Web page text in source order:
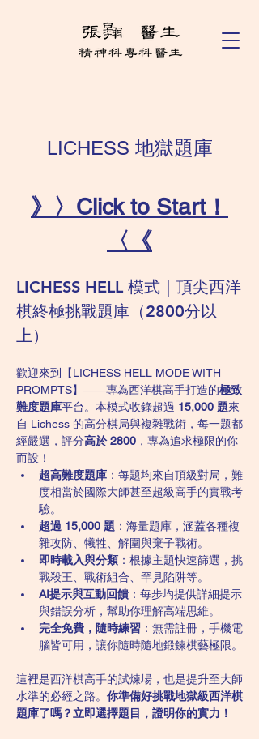
LICHESS 地獄題庫
》〉Click to Start！
〈《
LICHESS HELL 模式｜頂尖西洋
棋終極挑戰題庫（2800分以
上）
歡迎來到【LICHESS HELL MODE WITH
PROMPTS】——專為西洋棋高手打造的極致
難度題庫平台。本模式收錄超過 15,000 題來
自 Lichess 的高分棋局與複雜戰術，每一題都
經嚴選，評分高於 2800 ，專為追求極限的你
而設！
超高難度題庫 ：每題均來自頂級對局，難
度相當於國際大師甚至超級高手的實戰考
驗。
超過 15,000 題 ：海量題庫，涵蓋各種複
雜攻防、犧牲、解圍與棄子戰術。
即時載入與分類 ：根據主題快速篩選，挑
戰殺王、戰術組合、罕見陷阱等。
AI提示與互動回饋 ：每步均提供詳細提示
與錯誤分析，幫助你理解高端思維。
完全免費，隨時練習 ：無需註冊，手機電
腦皆可用，讓你隨時隨地鍛鍊棋藝極限。
這裡是西洋棋高手的試煉場，也是提升至大師
水準的必經之路。 你準備好挑戰地獄級西洋棋
題庫了嗎？立即選擇題目，證明你的實力！